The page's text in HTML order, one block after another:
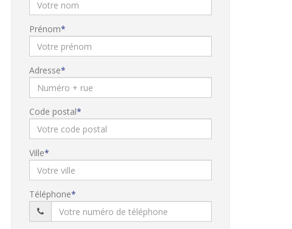
Prénom
Adresse
Code postal
Ville
Téléphone